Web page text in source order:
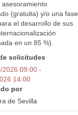
asesoramiento
(gratuita) y/o una fase
el desarrollo de sus
en un 85 %).
solicitudes
2026 09:00 -
14:00
por
de Sevilla